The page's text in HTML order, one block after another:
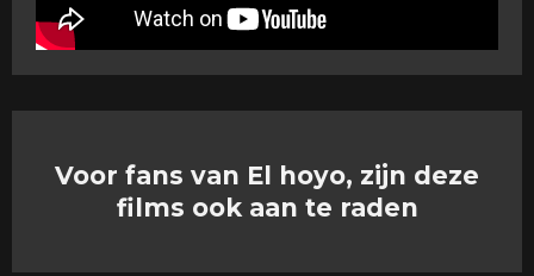
Voor fans van El hoyo, zijn deze
films ook aan te raden